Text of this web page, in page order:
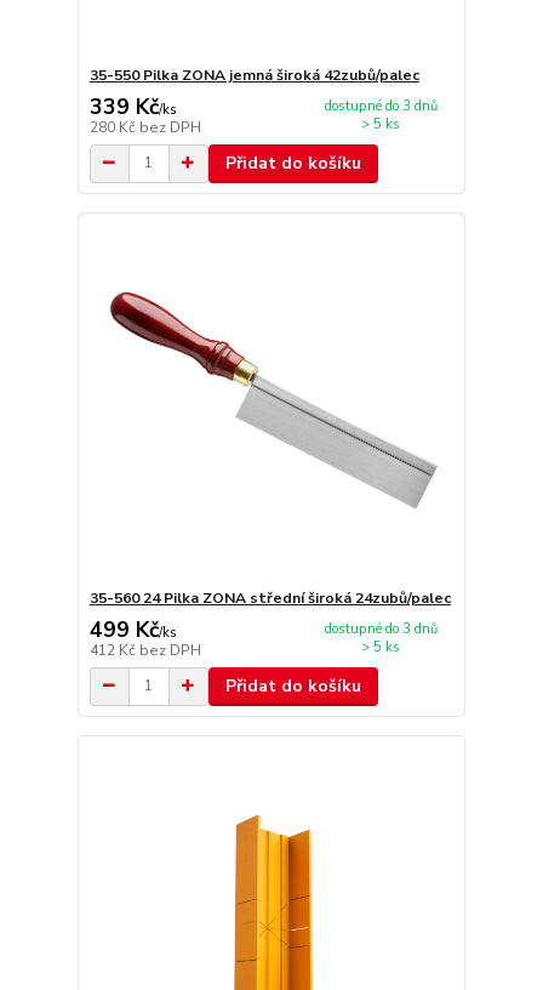
35-550 Pilka ZONA jemná široká 42zubů/palec
339 Kč/ks
280 Kč bez DPH
dostupné do 3 dnů
> 5 ks
Přidat do košíku
35-560 24 Pilka ZONA střední široká 24zubů/palec
499 Kč/ks
412 Kč bez DPH
dostupné do 3 dnů
> 5 ks
Přidat do košíku